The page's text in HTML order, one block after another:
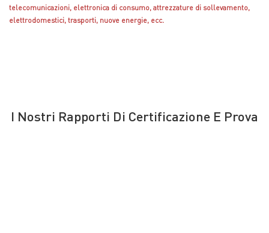
telecomunicazioni, elettronica di consumo, attrezzature di sollevamento,
elettrodomestici, trasporti, nuove energie, ecc.
I Nostri Rapporti Di Certificazione E Prova